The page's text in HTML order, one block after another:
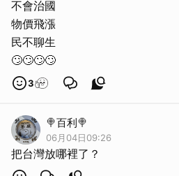
不會治國
物價飛漲
民不聊生
🙄🙄🙄🙄
3
🍭百利🍭
06月04日09:26
把台灣放哪裡了？